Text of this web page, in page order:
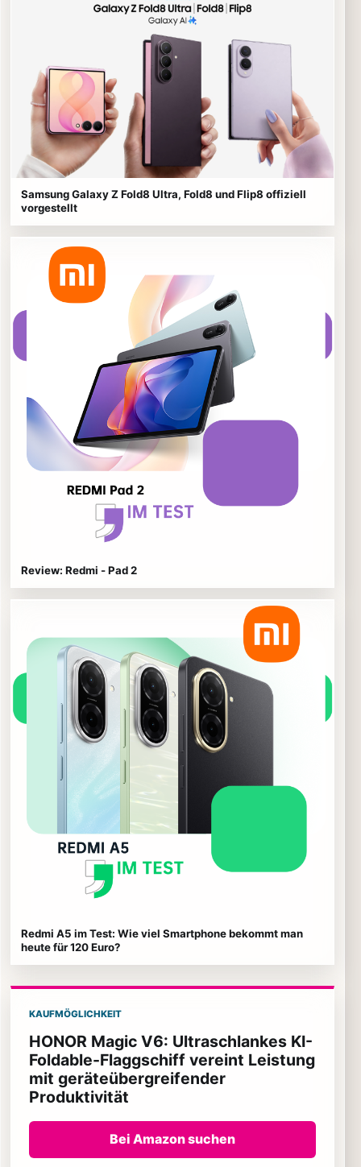
Samsung Galaxy Z Fold8 Ultra, Fold8 und Flip8 offiziell
vorgestellt
Review: Redmi - Pad 2
Redmi A5 im Test: Wie viel Smartphone bekommt man
heute für 120 Euro?
KAUFMÖGLICHKEIT
HONOR Magic V6: Ultraschlankes KI-
Foldable-Flaggschiff vereint Leistung
mit geräteübergreifender
Produktivität
Bei Amazon suchen